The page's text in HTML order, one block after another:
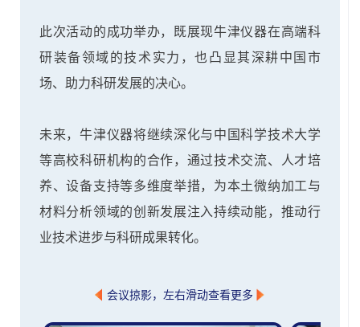
此次活动的成功举办，既展现牛津仪器在高端科
研装备领域的技术实力，也凸显其深耕中国市
场、助力科研发展的决心。
未来，牛津仪器将继续深化与中国科学技术大学
等高校科研机构的合作，通过技术交流、人才培
养、设备支持等多维度举措，为本土微纳加工与
材料分析领域的创新发展注入持续动能，推动行
业技术进步与科研成果转化。
会议掠影，左右滑动查看更多